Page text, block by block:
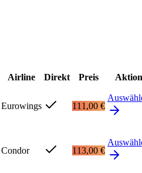
Airline Direkt Preis Aktion
Eurowings 111,00 €
Condor 113,00 €